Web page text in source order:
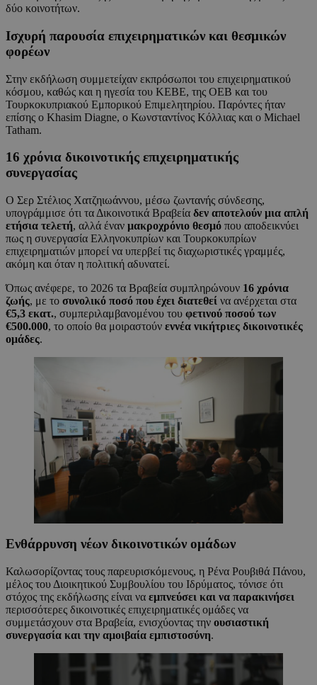
δύο κοινοτήτων.
Ισχυρή παρουσία επιχειρηματικών και θεσμικών
φορέων
Στην εκδήλωση συμμετείχαν εκπρόσωποι του επιχειρηματικού
κόσμου, καθώς και η ηγεσία του ΚΕΒΕ, της ΟΕΒ και του
Τουρκοκυπριακού Εμπορικού Επιμελητηρίου. Παρόντες ήταν
επίσης ο Khasim Diagne, ο Κωνσταντίνος Κόλλιας και ο Michael
Tatham.
16 χρόνια δικοινοτικής επιχειρηματικής
συνεργασίας
Ο Σερ Στέλιος Χατζηιωάννου, μέσω ζωντανής σύνδεσης,
υπογράμμισε ότι τα Δικοινοτικά Βραβεία δεν αποτελούν μια απλή
ετήσια τελετή, αλλά έναν μακροχρόνιο θεσμό που αποδεικνύει
πως η συνεργασία Ελληνοκυπρίων και Τουρκοκυπρίων
επιχειρηματιών μπορεί να υπερβεί τις διαχωριστικές γραμμές,
ακόμη και όταν η πολιτική αδυνατεί.
Όπως ανέφερε, το 2026 τα Βραβεία συμπληρώνουν 16 χρόνια
ζωής, με το συνολικό ποσό που έχει διατεθεί να ανέρχεται στα
€5,3 εκατ., συμπεριλαμβανομένου του φετινού ποσού των
€500.000, το οποίο θα μοιραστούν εννέα νικήτριες δικοινοτικές
ομάδες.
Ενθάρρυνση νέων δικοινοτικών ομάδων
Καλωσορίζοντας τους παρευρισκόμενους, η Ρένα Ρουβιθά Πάνου,
μέλος του Διοικητικού Συμβουλίου του Ιδρύματος, τόνισε ότι
στόχος της εκδήλωσης είναι να εμπνεύσει και να παρακινήσει
περισσότερες δικοινοτικές επιχειρηματικές ομάδες να
συμμετάσχουν στα Βραβεία, ενισχύοντας την ουσιαστική
συνεργασία και την αμοιβαία εμπιστοσύνη.